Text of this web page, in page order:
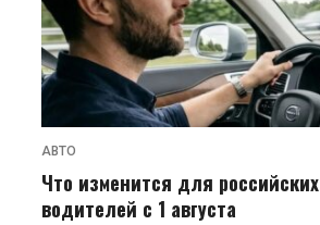
АВТО
Что изменится для российских
водителей с 1 августа